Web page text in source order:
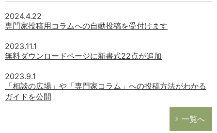
2024.4.22
専門家投稿用コラムへの自動投稿を受付けます
2023.11.1
無料ダウンロードページに新書式22点が追加
2023.9.1
「相談の広場」や「専門家コラム」への投稿方法がわかる
ガイドを公開
一覧へ